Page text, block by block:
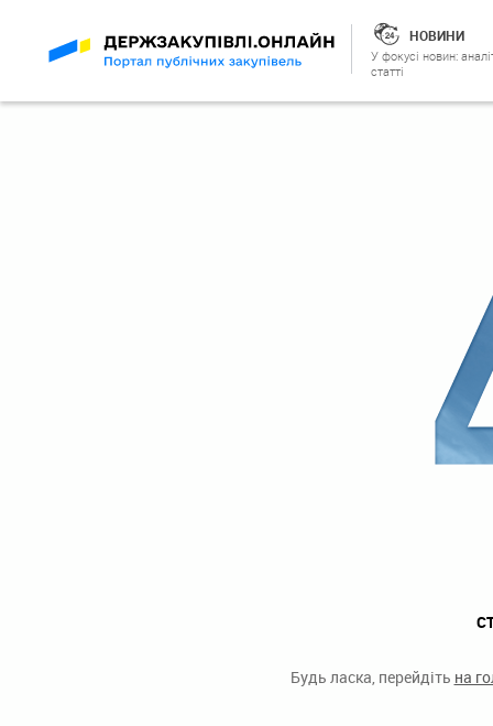
НОВИНИ
У фокусі новин:
статті
Будь ласка, перейдіть на